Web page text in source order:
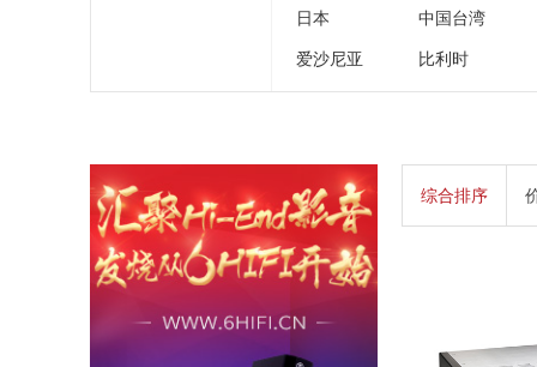
日本 中国台湾
爱沙尼亚 比利时
综合排序